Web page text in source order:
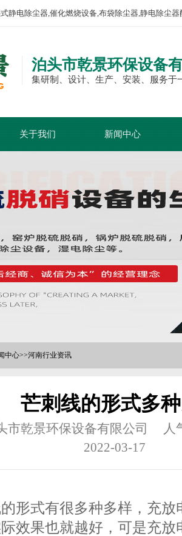
静电除尘器,催化燃烧设备,布袋除尘器,静电除尘
泊头市乾景环保设备
集研制、设计、生产、安装、服务于
关于我们 新闻中心
中心>>河南行业资讯
芒刺线的形式多
市乾景环保设备有限公司
人
2022-03-17
式有很多种多样，充放
效果也就越好，可是充放